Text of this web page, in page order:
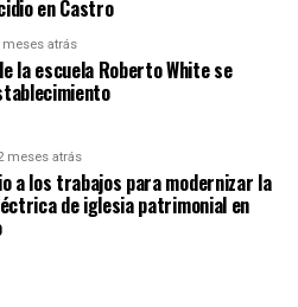
en Castro
meses atrás
la escuela Roberto White se
meses atrás
a los trabajos para modernizar la
de iglesia patrimonial en